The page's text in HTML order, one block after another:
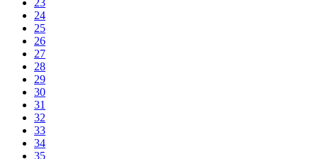
24
25
26
27
28
29
30
31
32
33
34
35